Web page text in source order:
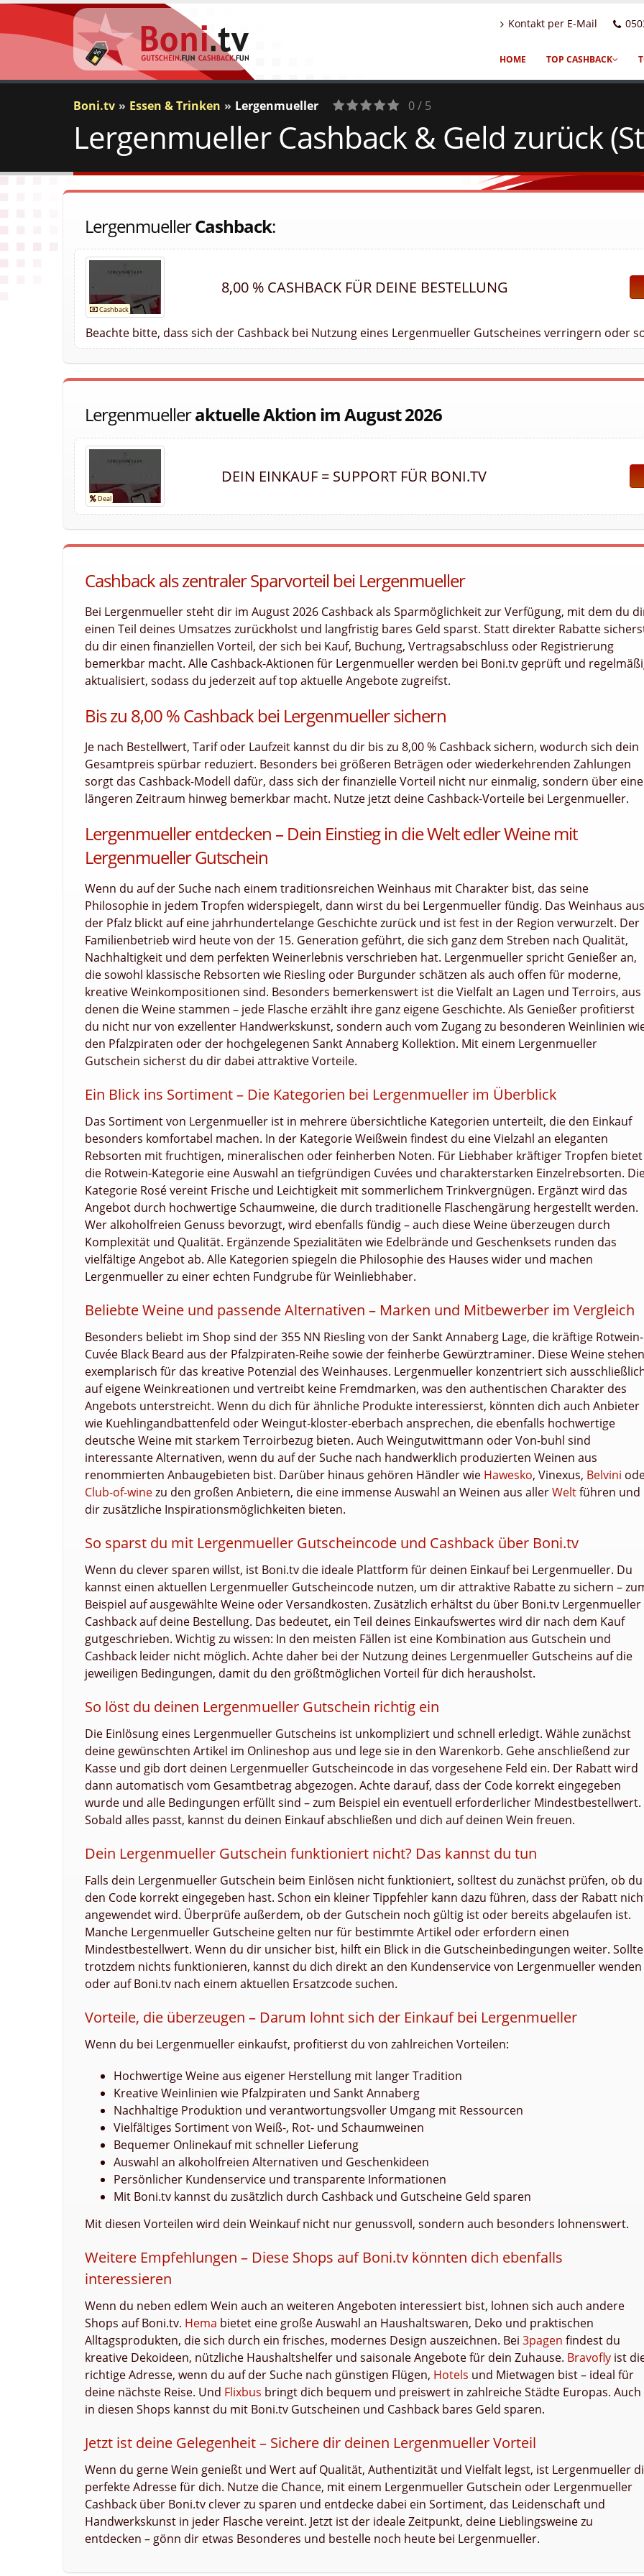
Kontakt per E-Mail
HOME TOP CASHBACK
Boni.tv Essen & Trinken Lergenmueller
Votes
0 / 5
Lergenmueller Cashback & Geld zurück
LergenmuellerCashback:
8,00 % CASHBACK FÜR DEINE BESTELLUNG
Beachte bitte, dass sich der Cashback bei Nutzung eines Lergenmueller Gutscheines verringern oder
Lergenmuelleraktuelle Aktion im August 2026
DEIN EINKAUF = SUPPORT FÜR BONI.TV
Cashback als zentraler Sparvorteil bei Lergenmueller
Bei Lergenmueller steht dir im August 2026 Cashback als Sparmöglichkeit zur Verfügung, mit dem du
einen Teil deines Umsatzes zurückholst und langfristig bares Geld sparst. Statt direkter Rabatte
du dir einen finanziellen Vorteil, der sich bei Kauf, Buchung, Vertragsabschluss oder Registrierung
bemerkbar macht. Alle Cashback-Aktionen für Lergenmueller werden bei Boni.tv geprüft und
aktualisiert, sodass du jederzeit auf top aktuelle Angebote zugreifst.
Bis zu 8,00 % Cashback bei Lergenmueller sichern
Je nach Bestellwert, Tarif oder Laufzeit kannst du dir bis zu 8,00 % Cashback sichern, wodurch sich dein
Gesamtpreis spürbar reduziert. Besonders bei größeren Beträgen oder wiederkehrenden Zahlungen
sorgt das Cashback-Modell dafür, dass sich der finanzielle Vorteil nicht nur einmalig, sondern über
längeren Zeitraum hinweg bemerkbar macht. Nutze jetzt deine Cashback-Vorteile bei Lergenmueller.
Lergenmueller entdecken – Dein Einstieg in die Welt edler Weine mit
Lergenmueller Gutschein
Wenn du auf der Suche nach einem traditionsreichen Weinhaus mit Charakter bist, das seine
Philosophie in jedem Tropfen widerspiegelt, dann wirst du bei Lergenmueller fündig. Das Weinhaus aus
der Pfalz blickt auf eine jahrhundertelange Geschichte zurück und ist fest in der Region verwurzelt. Der
Familienbetrieb wird heute von der 15. Generation geführt, die sich ganz dem Streben nach Qualität,
Nachhaltigkeit und dem perfekten Weinerlebnis verschrieben hat. Lergenmueller spricht Genießer an,
die sowohl klassische Rebsorten wie Riesling oder Burgunder schätzen als auch offen für moderne,
kreative Weinkompositionen sind. Besonders bemerkenswert ist die Vielfalt an Lagen und Terroirs, aus
denen die Weine stammen – jede Flasche erzählt ihre ganz eigene Geschichte. Als Genießer profitierst
du nicht nur von exzellenter Handwerkskunst, sondern auch vom Zugang zu besonderen Weinlinien
den Pfalzpiraten oder der hochgelegenen Sankt Annaberg Kollektion. Mit einem Lergenmueller
Gutschein sicherst du dir dabei attraktive Vorteile.
Ein Blick ins Sortiment – Die Kategorien bei Lergenmueller im Überblick
Das Sortiment von Lergenmueller ist in mehrere übersichtliche Kategorien unterteilt, die den Einkauf
besonders komfortabel machen. In der Kategorie Weißwein findest du eine Vielzahl an eleganten
Rebsorten mit fruchtigen, mineralischen oder feinherben Noten. Für Liebhaber kräftiger Tropfen bietet
die Rotwein-Kategorie eine Auswahl an tiefgründigen Cuvées und charakterstarken Einzelrebsorten.
Kategorie Rosé vereint Frische und Leichtigkeit mit sommerlichem Trinkvergnügen. Ergänzt wird das
Angebot durch hochwertige Schaumweine, die durch traditionelle Flaschengärung hergestellt werden.
Wer alkoholfreien Genuss bevorzugt, wird ebenfalls fündig – auch diese Weine überzeugen durch
Komplexität und Qualität. Ergänzende Spezialitäten wie Edelbrände und Geschenksets runden das
vielfältige Angebot ab. Alle Kategorien spiegeln die Philosophie des Hauses wider und machen
Lergenmueller zu einer echten Fundgrube für Weinliebhaber.
Beliebte Weine und passende Alternativen – Marken und Mitbewerber im Vergleich
Besonders beliebt im Shop sind der 355 NN Riesling von der Sankt Annaberg Lage, die kräftige Rotwein-
Cuvée Black Beard aus der Pfalzpiraten-Reihe sowie der feinherbe Gewürztraminer. Diese Weine stehen
exemplarisch für das kreative Potenzial des Weinhauses. Lergenmueller konzentriert sich
auf eigene Weinkreationen und vertreibt keine Fremdmarken, was den authentischen Charakter des
Angebots unterstreicht. Wenn du dich für ähnliche Produkte interessierst, könnten dich auch Anbieter
wie Kuehlingandbattenfeld oder Weingut-kloster-eberbach ansprechen, die ebenfalls hochwertige
deutsche Weine mit starkem Terroirbezug bieten. Auch Weingutwittmann oder Von-buhl sind
interessante Alternativen, wenn du auf der Suche nach handwerklich produzierten Weinen aus
renommierten Anbaugebieten bist. Darüber hinaus gehören Händler wie Hawesko, Vinexus, Belvini
Club-of-winezu den großen Anbietern, die eine immense Auswahl an Weinen aus allerWeltführen und
dir zusätzliche Inspirationsmöglichkeiten bieten.
So sparst du mit Lergenmueller Gutscheincode und Cashback über Boni.tv
Wenn du clever sparen willst, ist Boni.tv die ideale Plattform für deinen Einkauf bei Lergenmueller. Du
kannst einen aktuellen Lergenmueller Gutscheincode nutzen, um dir attraktive Rabatte zu sichern –
Beispiel auf ausgewählte Weine oder Versandkosten. Zusätzlich erhältst du über Boni.tv Lergenmueller
Cashback auf deine Bestellung. Das bedeutet, ein Teil deines Einkaufswertes wird dir nach dem Kauf
gutgeschrieben. Wichtig zu wissen: In den meisten Fällen ist eine Kombination aus Gutschein und
Cashback leider nicht möglich. Achte daher bei der Nutzung deines Lergenmueller Gutscheins auf die
jeweiligen Bedingungen, damit du den größtmöglichen Vorteil für dich herausholst.
So löst du deinen Lergenmueller Gutschein richtig ein
Die Einlösung eines Lergenmueller Gutscheins ist unkompliziert und schnell erledigt. Wähle zunächst
deine gewünschten Artikel im Onlineshop aus und lege sie in den Warenkorb. Gehe anschließend zur
Kasse und gib dort deinen Lergenmueller Gutscheincode in das vorgesehene Feld ein. Der Rabatt wird
dann automatisch vom Gesamtbetrag abgezogen. Achte darauf, dass der Code korrekt eingegeben
wurde und alle Bedingungen erfüllt sind – zum Beispiel ein eventuell erforderlicher Mindestbestellwert.
Sobald alles passt, kannst du deinen Einkauf abschließen und dich auf deinen Wein freuen.
Dein Lergenmueller Gutschein funktioniert nicht? Das kannst du tun
Falls dein Lergenmueller Gutschein beim Einlösen nicht funktioniert, solltest du zunächst prüfen, ob du
den Code korrekt eingegeben hast. Schon ein kleiner Tippfehler kann dazu führen, dass der Rabatt
angewendet wird. Überprüfe außerdem, ob der Gutschein noch gültig ist oder bereits abgelaufen ist.
Manche Lergenmueller Gutscheine gelten nur für bestimmte Artikel oder erfordern einen
Mindestbestellwert. Wenn du dir unsicher bist, hilft ein Blick in die Gutscheinbedingungen weiter. Sollte
trotzdem nichts funktionieren, kannst du dich direkt an den Kundenservice von Lergenmueller wenden
oder auf Boni.tv nach einem aktuellen Ersatzcode suchen.
Vorteile, die überzeugen – Darum lohnt sich der Einkauf bei Lergenmueller
Wenn du bei Lergenmueller einkaufst, profitierst du von zahlreichen Vorteilen:
Hochwertige Weine aus eigener Herstellung mit langer Tradition
Kreative Weinlinien wie Pfalzpiraten und Sankt Annaberg
Nachhaltige Produktion und verantwortungsvoller Umgang mit Ressourcen
Vielfältiges Sortiment von Weiß-, Rot- und Schaumweinen
Bequemer Onlinekauf mit schneller Lieferung
Auswahl an alkoholfreien Alternativen und Geschenkideen
Persönlicher Kundenservice und transparente Informationen
Mit Boni.tv kannst du zusätzlich durch Cashback und Gutscheine Geld sparen
Mit diesen Vorteilen wird dein Weinkauf nicht nur genussvoll, sondern auch besonders lohnenswert.
Weitere Empfehlungen – Diese Shops auf Boni.tv könnten dich ebenfalls
interessieren
Wenn du neben edlem Wein auch an weiteren Angeboten interessiert bist, lohnen sich auch andere
Shops auf Boni.tv. Hema bietet eine große Auswahl an Haushaltswaren, Deko und praktischen
Alltagsprodukten, die sich durch ein frisches, modernes Design auszeichnen. Bei 3pagen findest du
kreative Dekoideen, nützliche Haushaltshelfer und saisonale Angebote für dein Zuhause. Bravofly ist
richtige Adresse, wenn du auf der Suche nach günstigen Flügen, Hotels und Mietwagen bist – ideal für
deine nächste Reise. Und Flixbus bringt dich bequem und preiswert in zahlreiche Städte Europas. Auch
in diesen Shops kannst du mit Boni.tv Gutscheinen und Cashback bares Geld sparen.
Jetzt ist deine Gelegenheit – Sichere dir deinen Lergenmueller Vorteil
Wenn du gerne Wein genießt und Wert auf Qualität, Authentizität und Vielfalt legst, ist Lergenmueller
perfekte Adresse für dich. Nutze die Chance, mit einem Lergenmueller Gutschein oder Lergenmueller
Cashback über Boni.tv clever zu sparen und entdecke dabei ein Sortiment, das Leidenschaft und
Handwerkskunst in jeder Flasche vereint. Jetzt ist der ideale Zeitpunkt, deine Lieblingsweine zu
entdecken – gönn dir etwas Besonderes und bestelle noch heute bei Lergenmueller.